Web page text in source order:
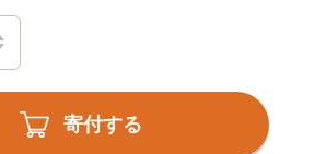
寄付する